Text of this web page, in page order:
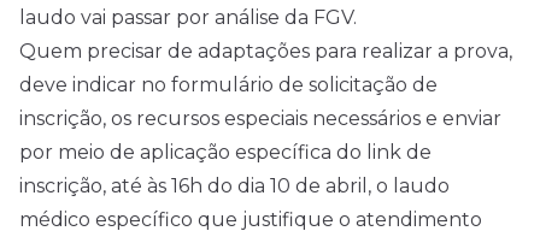
laudo vai passar por análise da FGV.
Quem precisar de adaptações para realizar a prova,
deve indicar no formulário de solicitação de
inscrição, os recursos especiais necessários e enviar
por meio de aplicação específica do link de
inscrição, até às 16h do dia 10 de abril, o laudo
médico específico que justifique o atendimento